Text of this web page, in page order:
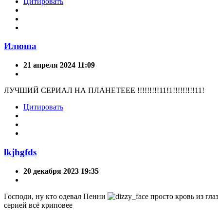
Илюша
21 апреля 2024 11:09
ЛУЧШИЙ СЕРИАЛ НА ПЛАНЕТЕЕЕ !!!!!!!!!11!1!!!!!!!!!11!
Цитировать
lkjhgfds
20 декабря 2023 19:35
Господи, ну кто одевал Пенни
просто кровь из
серией всё криповее